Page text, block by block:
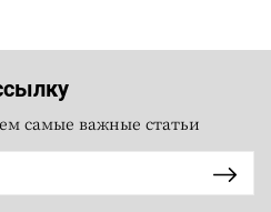
самые важные статьи